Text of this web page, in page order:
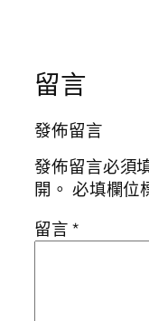
留言
發佈留言
發佈留言必須
開。 必填欄位
留言*